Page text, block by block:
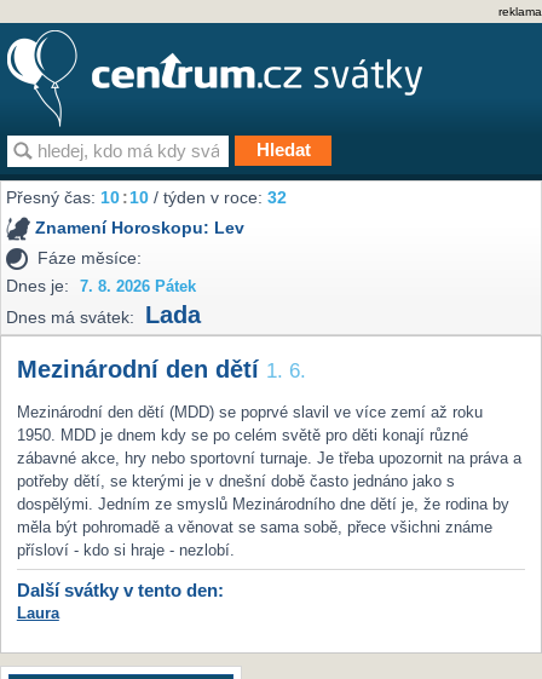
reklama
Přesný čas:10:10 / týden v roce:32
Znamení Horoskopu: Lev
Fáze měsíce:
Dnes je:
7. 8. 2026 Pátek
Dnes má svátek: Lada
Mezinárodní den dětí 1. 6.
Mezinárodní den dětí (MDD) se poprvé slavil ve více zemí až roku
1950. MDD je dnem kdy se po celém světě pro děti konají různé
zábavné akce, hry nebo sportovní turnaje. Je třeba upozornit na práva a
potřeby dětí, se kterými je v dnešní době často jednáno jako s
dospělými. Jedním ze smyslů Mezinárodního dne dětí je, že rodina by
měla být pohromadě a věnovat se sama sobě, přece všichni známe
přísloví - kdo si hraje - nezlobí.
Další svátky v tento den:
Laura